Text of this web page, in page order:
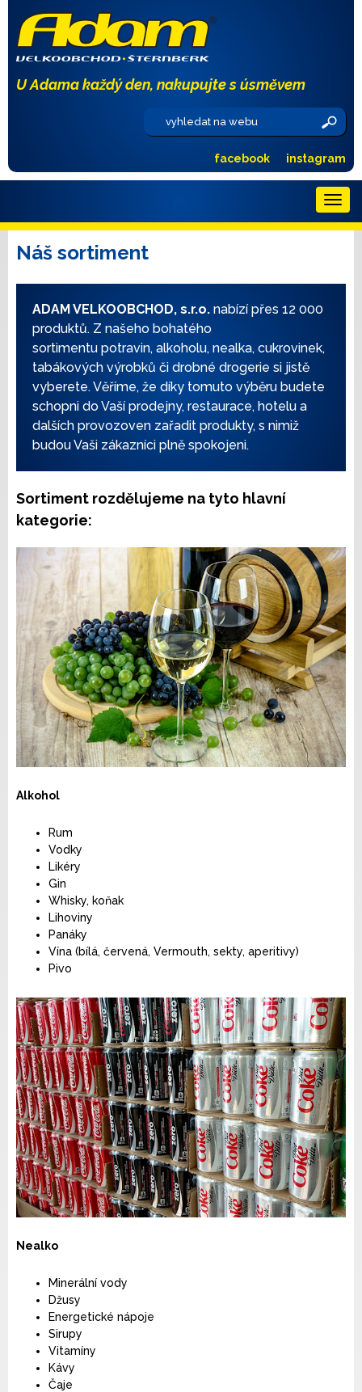
U Adama každý den, nakupujte s úsměvem
instagram
facebook
Menu
Náš sortiment
ADAM VELKOOBCHOD, s.r.o. nabízí přes 12 000
produktů. Z našeho bohatého
sortimentu potravin, alkoholu, nealka, cukrovinek,
tabákových výrobků či drobné drogerie si jistě
vyberete. Věříme, že díky tomuto výběru budete
schopni do Vaší prodejny, restaurace, hotelu a
dalších provozoven zařadit produkty, s nimiž
budou Vaši zákazníci plně spokojeni.
Sortiment rozdělujeme na tyto hlavní
kategorie:
Alkohol
Rum
Vodky
Likéry
Gin
Whisky, koňak
Lihoviny
Panáky
Vína (bílá, červená, Vermouth, sekty, aperitivy)
Pivo
Nealko
Minerální vody
Džusy
Energetické nápoje
Sirupy
Vitamíny
Kávy
Čaje